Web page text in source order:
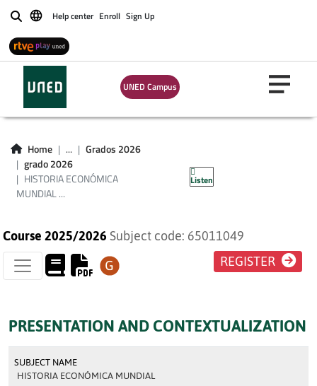
BuscarHelp center Enroll Sign Up
UNED Campus
Home ...
Grados 2026
grado 2026
HISTORIA ECONÓMICA
MUNDIAL ...
Listen
HISTORIA
ECONÓMICA
MUNDIAL (PLAN
2009)
Course 2025/2026 Subject code: 65011049
REGISTER
PRESENTATION AND CONTEXTUALIZATION
SUBJECT NAME
HISTORIA ECONÓMICA MUNDIAL